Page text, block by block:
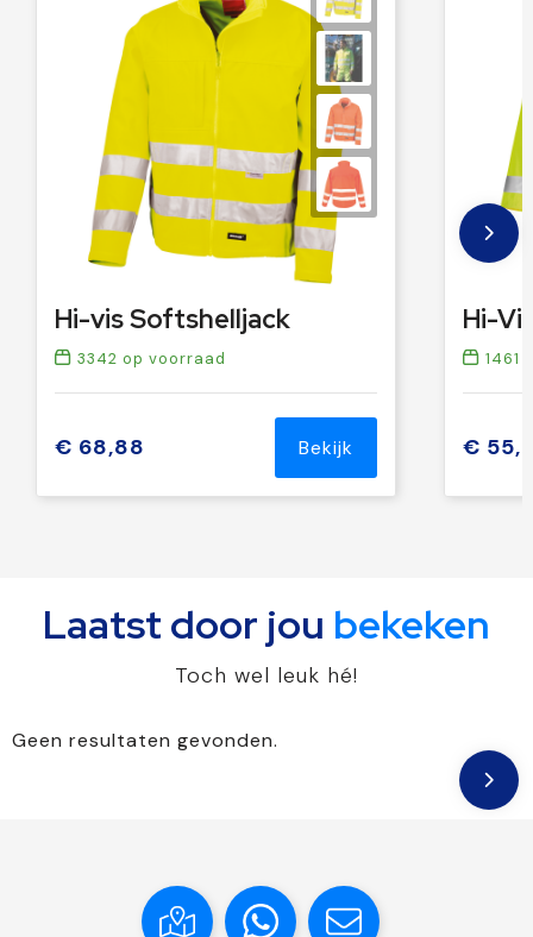
Hi-vis Softshelljack
3342 op voorraad
€ 68,88 Bekijk
1461
€
Laatst door jou bekeken
Toch wel leuk hé!
Geen resultaten gevonden.